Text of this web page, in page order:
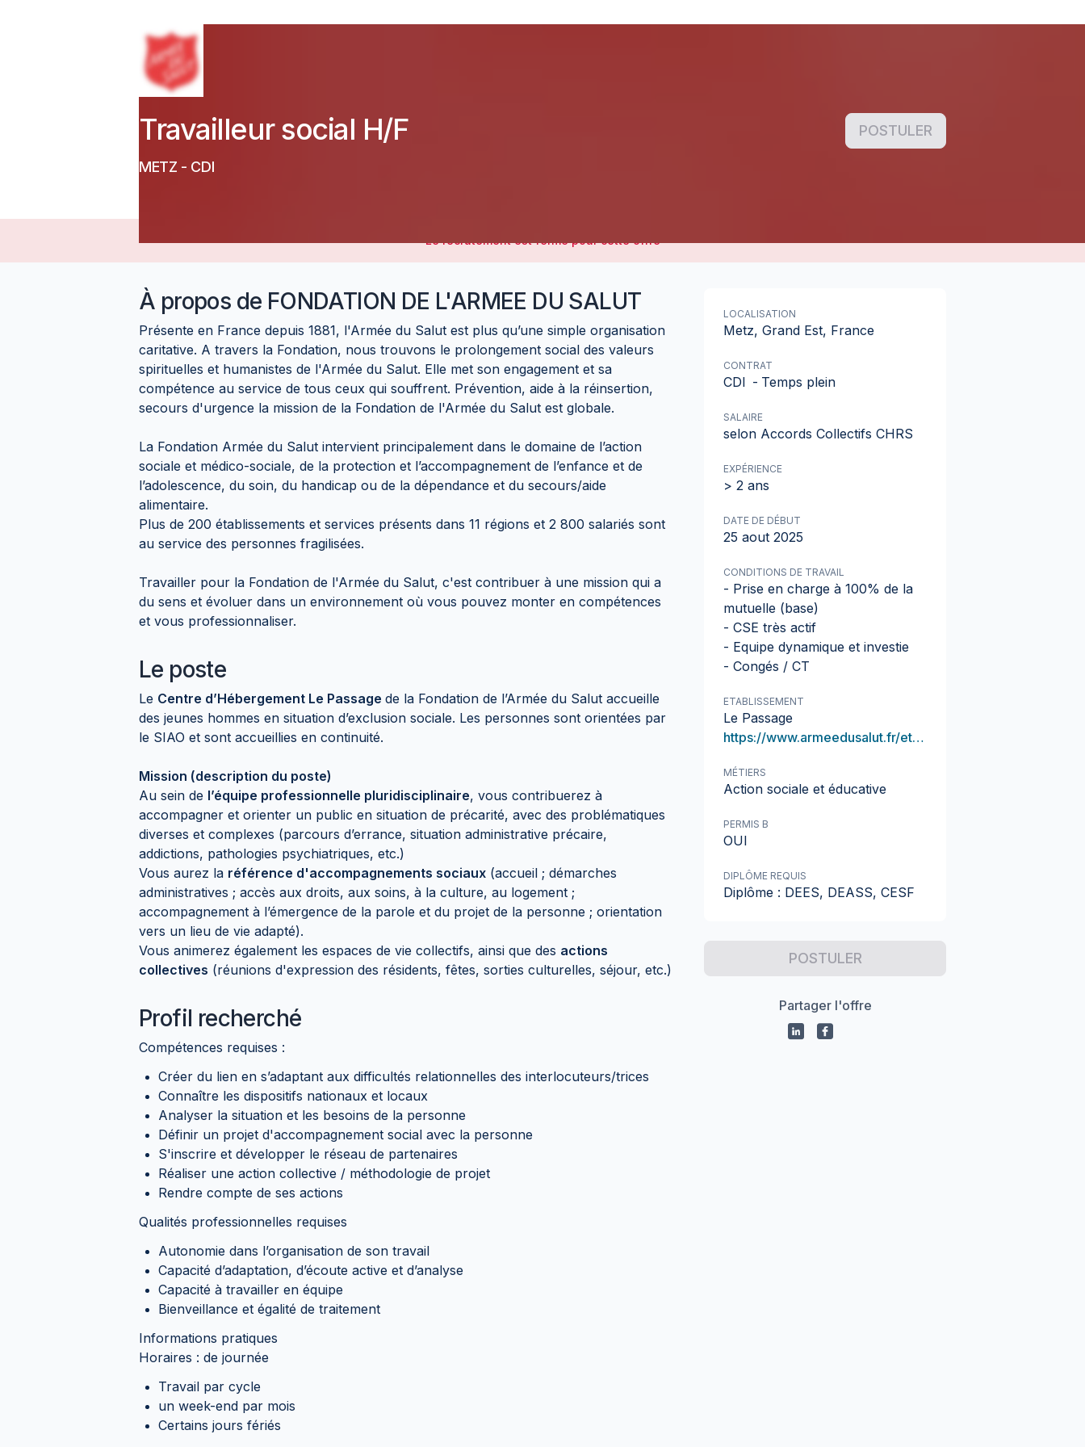
Travailleur social H/F
METZ - CDI
POSTULER
Le recrutement est fermé pour cette offre
À propos de FONDATION DE L'ARMEE DU SALUT
Présente en France depuis 1881, l'Armée du Salut est plus qu’une simple organisation
caritative. A travers la Fondation, nous trouvons le prolongement social des valeurs
spirituelles et humanistes de l'Armée du Salut. Elle met son engagement et sa
compétence au service de tous ceux qui souffrent. Prévention, aide à la réinsertion,
secours d'urgence la mission de la Fondation de l'Armée du Salut est globale.
La Fondation Armée du Salut intervient principalement dans le domaine de l’action
sociale et médico-sociale, de la protection et l’accompagnement de l’enfance et de
l’adolescence, du soin, du handicap ou de la dépendance et du secours/aide
alimentaire.
Plus de 200 établissements et services présents dans 11 régions et 2 800 salariés sont
au service des personnes fragilisées.
Travailler pour la Fondation de l'Armée du Salut, c'est contribuer à une mission qui a
du sens et évoluer dans un environnement où vous pouvez monter en compétences
et vous professionnaliser.
Le poste
Le Centre d’Hébergement Le Passage de la Fondation de l’Armée du Salut accueille
des jeunes hommes en situation d’exclusion sociale. Les personnes sont orientées par
le SIAO et sont accueillies en continuité.
Mission (description du poste)
Au sein de l’équipe professionnelle pluridisciplinaire, vous contribuerez à
accompagner et orienter un public en situation de précarité, avec des problématiques
diverses et complexes (parcours d’errance, situation administrative précaire,
addictions, pathologies psychiatriques, etc.)
Vous aurez la référence d'accompagnements sociaux (accueil ; démarches
administratives ; accès aux droits, aux soins, à la culture, au logement ;
accompagnement à l’émergence de la parole et du projet de la personne ; orientation
vers un lieu de vie adapté).
Vous animerez également les espaces de vie collectifs, ainsi que des actions
collectives (réunions d'expression des résidents, fêtes, sorties culturelles, séjour, etc.)
Profil recherché
Compétences requises :
Créer du lien en s’adaptant aux difficultés relationnelles des interlocuteurs/trices
Connaître les dispositifs nationaux et locaux
Analyser la situation et les besoins de la personne
Définir un projet d'accompagnement social avec la personne
S'inscrire et développer le réseau de partenaires
Réaliser une action collective / méthodologie de projet
Rendre compte de ses actions
Qualités professionnelles requises
Autonomie dans l’organisation de son travail
Capacité d’adaptation, d’écoute active et d’analyse
Capacité à travailler en équipe
Bienveillance et égalité de traitement
Informations pratiques
Horaires : de journée
Travail par cycle
un week-end par mois
Certains jours fériés
LOCALISATION
Metz, Grand Est, France
CONTRAT
CDI - Temps plein
SALAIRE
selon Accords Collectifs CHRS
EXPÉRIENCE
> 2 ans
DATE DE DÉBUT
25 aout 2025
CONDITIONS DE TRAVAIL
- Prise en charge à 100% de la
mutuelle (base)
- CSE très actif
- Equipe dynamique et investie
- Congés / CT
ETABLISSEMENT
Le Passage
https://www.armeedusalut.fr/etablissements/lepassage
MÉTIERS
Action sociale et éducative
PERMIS B
OUI
DIPLÔME REQUIS
Diplôme : DEES, DEASS, CESF
POSTULER
Partager l'offre